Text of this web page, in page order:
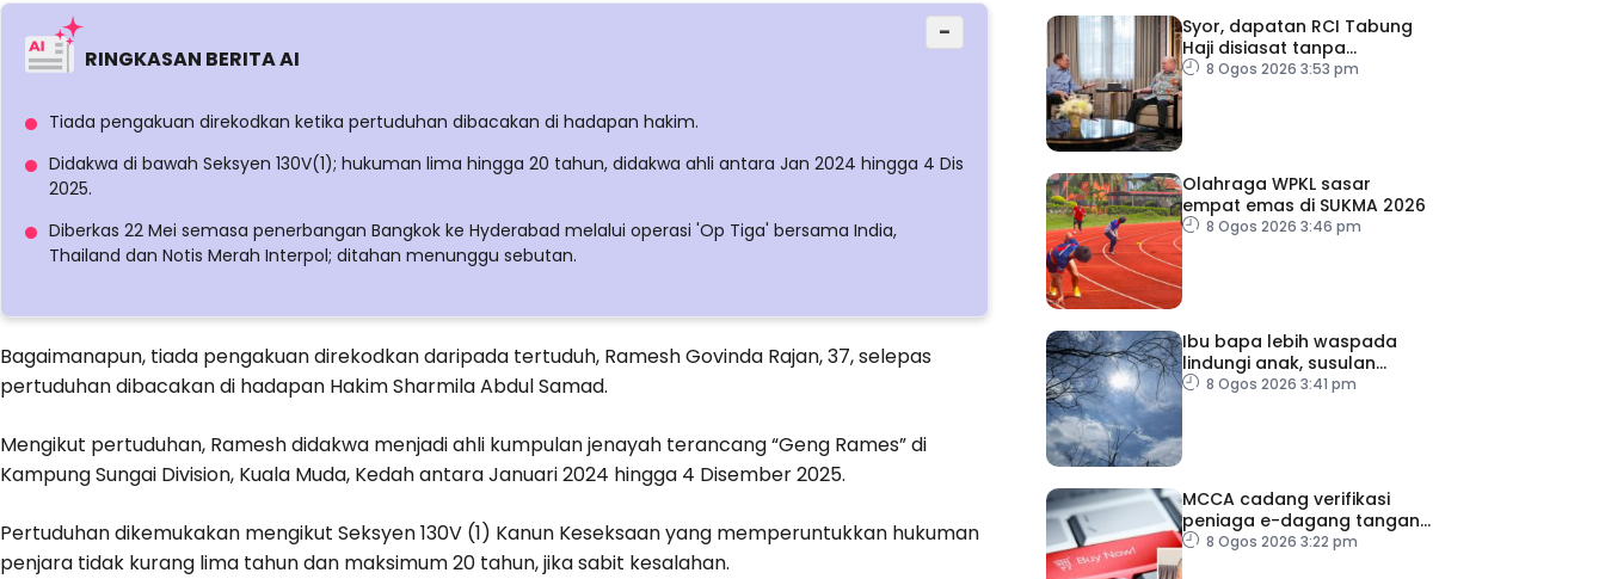
RINGKASAN BERITA AI
−
Tiada pengakuan direkodkan ketika pertuduhan dibacakan di hadapan hakim.
Didakwa di bawah Seksyen 130V(1); hukuman lima hingga 20 tahun, didakwa ahli antara Jan 2024 hingga 4 Dis
2025.
Diberkas 22 Mei semasa penerbangan Bangkok ke Hyderabad melalui operasi 'Op Tiga' bersama India,
Thailand dan Notis Merah Interpol; ditahan menunggu sebutan.
Bagaimanapun, tiada pengakuan direkodkan daripada tertuduh, Ramesh Govinda Rajan, 37, selepas
pertuduhan dibacakan di hadapan Hakim Sharmila Abdul Samad.
Mengikut pertuduhan, Ramesh didakwa menjadi ahli kumpulan jenayah terancang “Geng Rames” di
Kampung Sungai Division, Kuala Muda, Kedah antara Januari 2024 hingga 4 Disember 2025.
Pertuduhan dikemukakan mengikut Seksyen 130V (1) Kanun Keseksaan yang memperuntukkan hukuman
penjara tidak kurang lima tahun dan maksimum 20 tahun, jika sabit kesalahan.
Syor, dapatan RCI Tabung
Haji disiasat tanpa
kompromi – PM
8 Ogos 2026 3:53 pm
Olahraga WPKL sasar
empat emas di SUKMA 2026
8 Ogos 2026 3:46 pm
Ibu bapa lebih waspada
lindungi anak, susulan
indeks UV sangat tinggi
8 Ogos 2026 3:41 pm
MCCA cadang verifikasi
peniaga e-dagang tangani
lambakan produk import
8 Ogos 2026 3:22 pm